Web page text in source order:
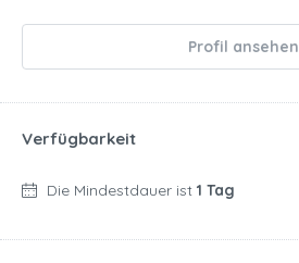
Profil ansehen
Verfügbarkeit
Die Mindestdauer ist 1 Tag